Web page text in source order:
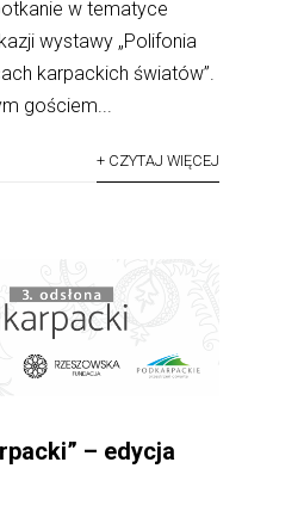
w tematyce
wystawy „Polifonia
karpackich światów”.
gościem...
+ CZYTAJ WIĘCEJ
– edycja